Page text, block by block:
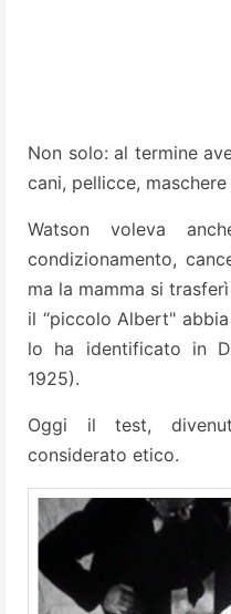
Non solo: al termine
cani, pellicce,
Watson voleva
condizionamento,
ma la mamma si
il “piccolo Albert"
lo ha identificato in
1925).
Oggi il test,
considerato etico.